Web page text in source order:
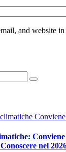
and website
nel